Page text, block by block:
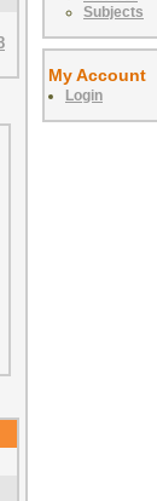
Subjects
My Account
Login